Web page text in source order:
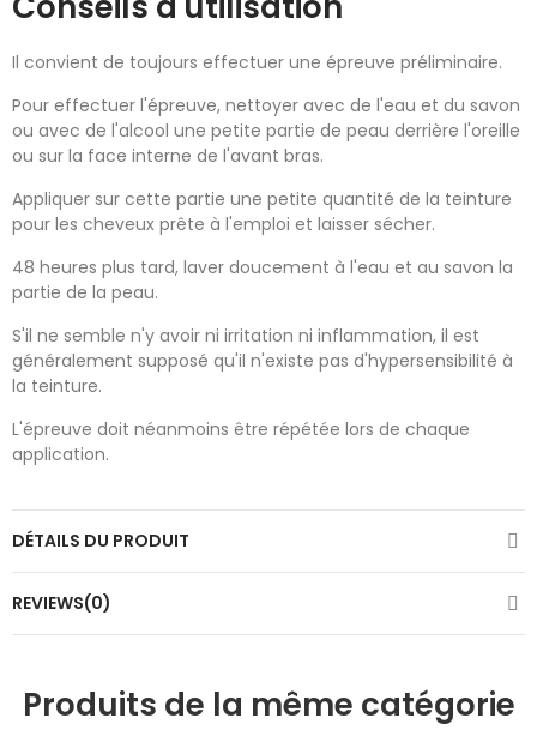
Il convient de toujours effectuer une épreuve préliminaire.
Pour effectuer l'épreuve, nettoyer avec de l'eau et du savon
ou avec de l'alcool une petite partie de peau derrière l'oreille
ou sur la face interne de l'avant bras.
Appliquer sur cette partie une petite quantité de la teinture
pour les cheveux prête à l'emploi et laisser sécher.
48 heures plus tard, laver doucement à l'eau et au savon la
partie de la peau.
S'il ne semble n'y avoir ni irritation ni inflammation, il est
généralement supposé qu'il n'existe pas d'hypersensibilité à
la teinture.
L'épreuve doit néanmoins être répétée lors de chaque
application.
DÉTAILS DU PRODUIT
REVIEWS(0)
Produits de la même catégorie